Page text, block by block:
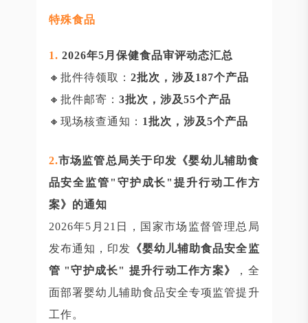
特殊食品
1. 2026年5月保健食品审评动态汇总
🔸批件待领取： 2批次，涉及187个产品
🔸批件邮寄： 3批次，涉及55个产品
🔸现场核查通知： 1批次，涉及5个产品
2.市场监管总局关于印发《婴幼儿辅助食
品安全监管"守护成长"提升行动工作方
案》的通知
2026年5月21日，国家市场监督管理总局
发布通知，印发 《婴幼儿辅助食品安全监
管 "守护成长" 提升行动工作方案》
，全
面部署婴幼儿辅助食品安全专项监管提升
工作。